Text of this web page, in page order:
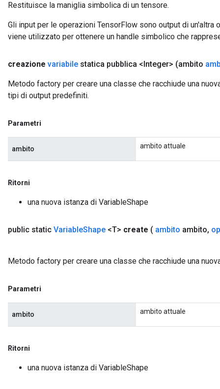
Restituisce la maniglia simbolica di un tensore.
Gli input per le operazioni TensorFlow sono output di un'altra
viene utilizzato per ottenere un handle simbolico che
creazione variabile statica pubblica <Integer> (ambito
Metodo factory per creare una classe che racchiude una
tipi di output predefiniti.
Parametri
ambito ambito attuale
Ritorni
una nuova istanza di VariableShape
public static VariableShape <T> create ( ambito ambito,
Metodo factory per creare una classe che racchiude una
Parametri
ambito ambito attuale
Ritorni
una nuova istanza di VariableShape